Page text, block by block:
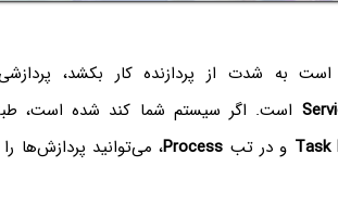
به شدت از پردازنده کار بکشد،
است. اگر سیستم شما کند شده است،
Task و در تب Process، می‌توانید پردازش‌ها